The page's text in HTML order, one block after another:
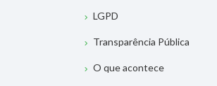
LGPD
Transparência Pública
O que acontece